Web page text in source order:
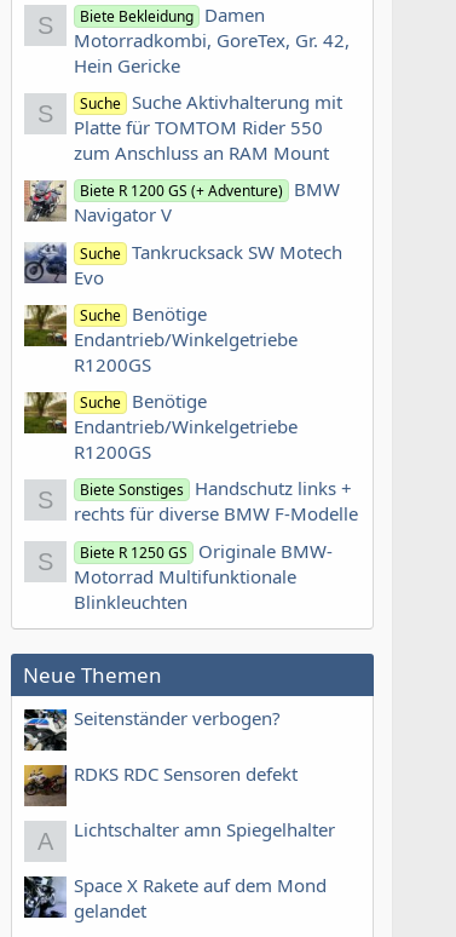
S Biete Bekleidung Damen
Motorradkombi, GoreTex, Gr. 42,
Hein Gericke
S Suche Suche Aktivhalterung mit
Platte für TOMTOM Rider 550
zum Anschluss an RAM Mount
Biete R 1200 GS (+ Adventure) BMW
Navigator V
Suche Tankrucksack SW Motech
Evo
Suche Benötige
Endantrieb/Winkelgetriebe
R1200GS
Suche Benötige
Endantrieb/Winkelgetriebe
R1200GS
S Biete Sonstiges Handschutz links +
rechts für diverse BMW F-Modelle
S Biete R 1250 GS
Originale BMW-
Motorrad Multifunktionale
Blinkleuchten
Neue Themen
Seitenständer verbogen?
RDKS RDC Sensoren defekt
A Lichtschalter amn Spiegelhalter
Space X Rakete auf dem Mond
gelandet